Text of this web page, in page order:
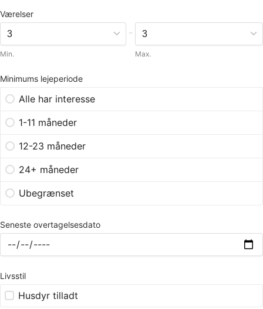
Værelser
Min.
-
Max.
Minimums lejeperiode
Alle har interesse
1-11 måneder
12-23 måneder
24+ måneder
Ubegrænset
Seneste overtagelsesdato
Livsstil
Husdyr tilladt